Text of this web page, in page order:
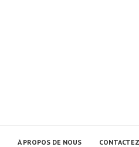
À PROPOS DE NOUS